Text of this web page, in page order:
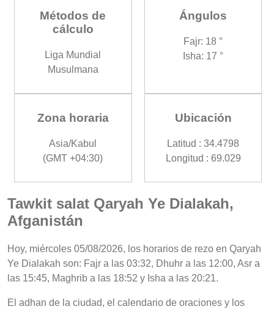
Métodos de
cálculo
Liga Mundial
Musulmana
Ángulos
Fajr: 18 °
Isha: 17 °
Zona horaria
Asia/Kabul
(GMT +04:30)
Ubicación
Latitud : 34.4798
Longitud : 69.029
Tawkit salat Qaryah Ye Dialakah,
Afganistán
Hoy, miércoles 05/08/2026, los horarios de rezo en Qaryah
Ye Dialakah son: Fajr a las 03:32, Dhuhr a las 12:00, Asr a
las 15:45, Maghrib a las 18:52 y Isha a las 20:21.
El adhan de la ciudad, el calendario de oraciones y los